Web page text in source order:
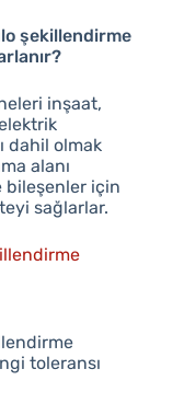
şekillendirme
inşaat,
dahil olmak
alanı
bileşenler için
sağlarlar.
toleransı